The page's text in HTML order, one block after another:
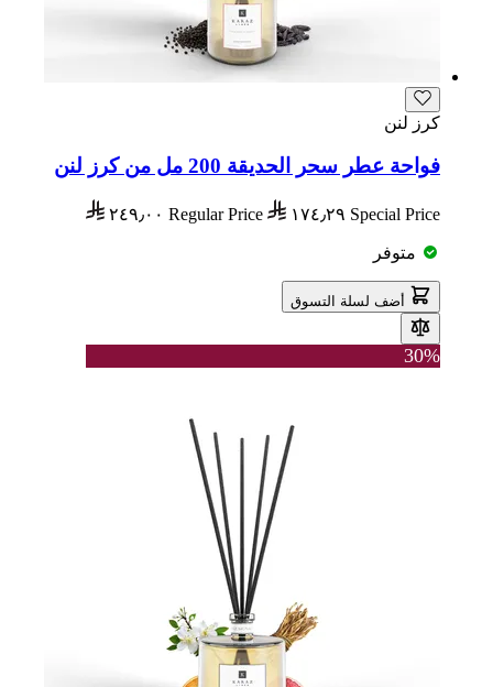
كرز لنن
فواحة عطر سحر الحديقة 200 مل من كرز لنن
Special Price ١٧٤٫٢٩ Regular Price ٢٤٩٫٠٠
متوفر
أضف لسلة التسوق
30%